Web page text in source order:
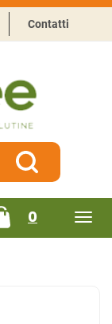
Contatti
Cerca Prodotto
0prodotti
inseriti